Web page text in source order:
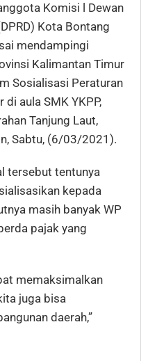
Komisi l Dewan
Kota Bontang
mendampingi
Kalimantan Timur
Sosialisasi Peraturan
aula SMK YKPP,
Tanjung Laut,
Sabtu, (6/03/2021).
tersebut tentunya
kepada
masih banyak WP
pajak yang
memaksimalkan
juga bisa
daerah,”